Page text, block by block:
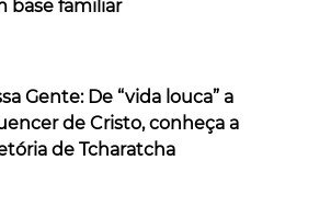
base familiar
Gente: De “vida louca” a
de Cristo, conheça a
de Tcharatcha